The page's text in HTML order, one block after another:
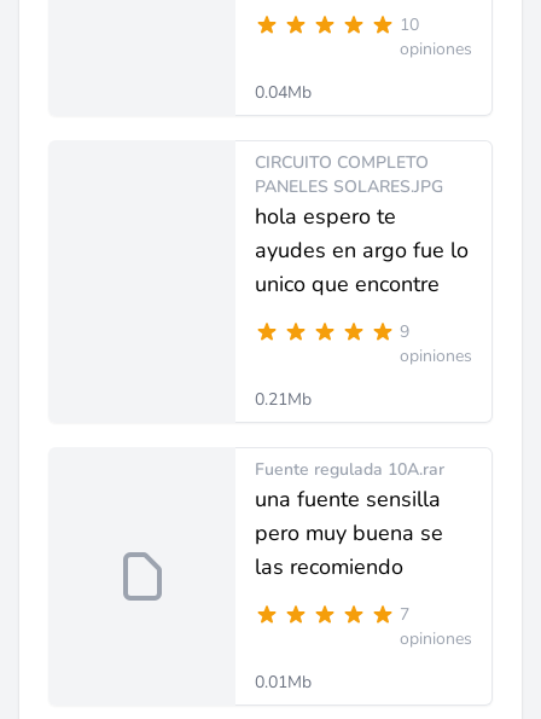
10
opiniones
0.04Mb
CIRCUITO COMPLETO
PANELES SOLARES.JPG
hola espero te
ayudes en argo fue lo
unico que encontre
9
opiniones
0.21Mb
Fuente regulada 10A.rar
una fuente sensilla
pero muy buena se
las recomiendo
7
opiniones
0.01Mb